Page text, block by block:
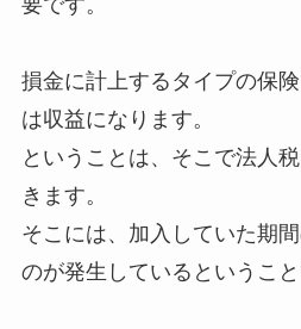
損金に計上するタイプの保
は収益になります。
ということは、そこで法人
きます。
そこには、加入していた期
のが発生しているということ